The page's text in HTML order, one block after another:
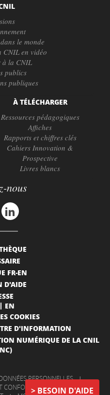
BESOIN D'AIDE
le monde
CNIL en vidéo
à la CNIL
publics
publiques
À TÉLÉCHARGER
Ressources pédagogiques
Affiches
Rapports et chiffres clés
Cahiers Innovation &
Prospective
Livres blancs
nous
FR-EN
D'AIDE
EN
COOKIES
D'INFORMATION
NUMÉRIQUE DE LA CNIL
PERSONNELLES |
CONFORME
|
INFORMATIONS